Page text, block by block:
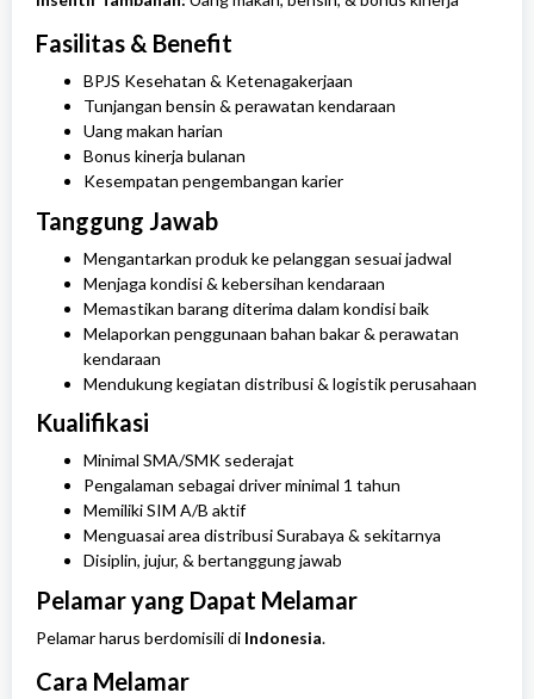
Fasilitas & Benefit
BPJS Kesehatan & Ketenagakerjaan
Tunjangan bensin & perawatan kendaraan
Uang makan harian
Bonus kinerja bulanan
Kesempatan pengembangan karier
Tanggung Jawab
Mengantarkan produk ke pelanggan sesuai jadwal
Menjaga kondisi & kebersihan kendaraan
Memastikan barang diterima dalam kondisi baik
Melaporkan penggunaan bahan bakar & perawatan
kendaraan
Mendukung kegiatan distribusi & logistik perusahaan
Kualifikasi
Minimal SMA/SMK sederajat
Pengalaman sebagai driver minimal 1 tahun
Memiliki SIM A/B aktif
Menguasai area distribusi Surabaya & sekitarnya
Disiplin, jujur, & bertanggung jawab
Pelamar yang Dapat Melamar
Pelamar harus berdomisili di Indonesia.
Cara Melamar